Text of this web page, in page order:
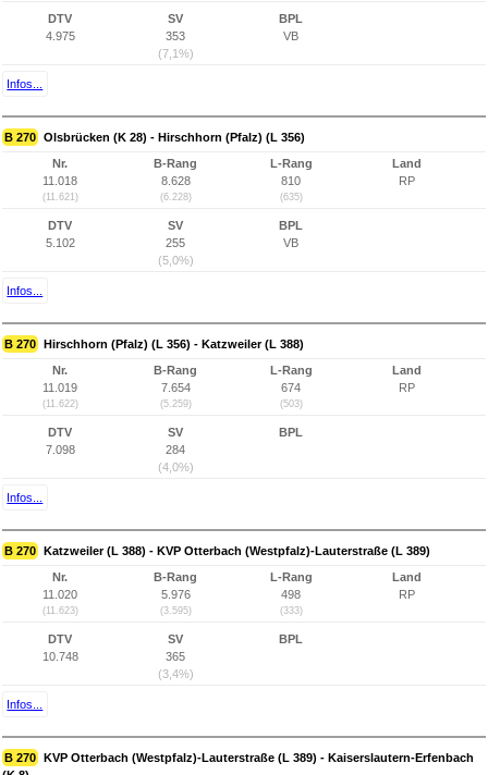
DTV
4.975
SV
353
(7,1%)
BPL
VB
Infos...
B 270 Olsbrücken (K 28) - Hirschhorn (Pfalz) (L 356)
Nr.
11.018
(11.621)
B-Rang
8.628
(6.228)
L-Rang
810
(635)
Land
RP
DTV
5.102
SV
255
(5,0%)
BPL
VB
Infos...
B 270 Hirschhorn (Pfalz) (L 356) - Katzweiler (L 388)
Nr.
11.019
(11.622)
B-Rang
7.654
(5.259)
L-Rang
674
(503)
Land
RP
DTV
7.098
SV
284
(4,0%)
BPL
Infos...
B 270 Katzweiler (L 388) - KVP Otterbach (Westpfalz)-Lauterstraße (L 389)
Nr.
11.020
(11.623)
B-Rang
5.976
(3.595)
L-Rang
498
(333)
Land
RP
DTV
10.748
SV
365
(3,4%)
BPL
Infos...
B 270 KVP Otterbach (Westpfalz)-Lauterstraße (L 389) - Kaiserslautern-Erfenbach